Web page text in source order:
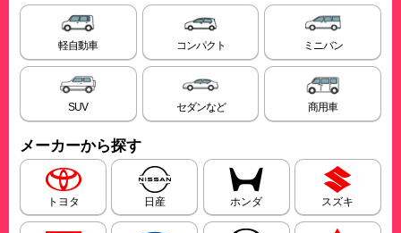
軽自動車 コンパクト ミニバン
SUV セダンなど 商用車
メーカーから探す
トヨタ 日産 ホンダ スズキ